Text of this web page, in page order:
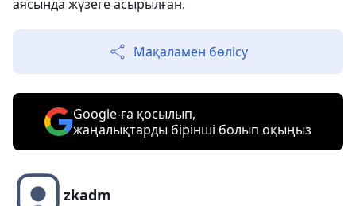
аясында жүзеге асырылған.
Мақаламен бөлісу
Google-ға қосылып,
жаңалықтарды бірінші болып оқыңыз
zkadm